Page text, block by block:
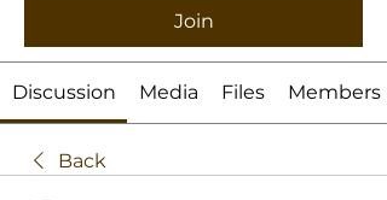
Join
Discussion Media Files Members
Back